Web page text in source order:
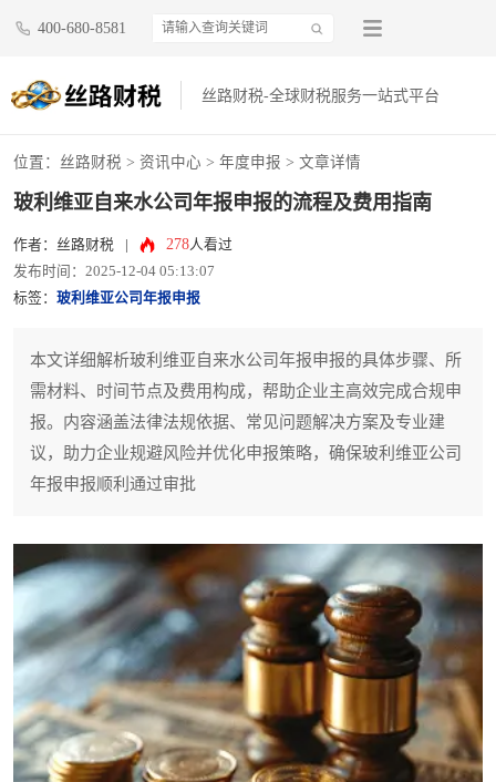
400-680-8581
丝路财税-全球财税服务一站式平台
位置： 丝路财税 > 资讯中心 > 年度申报 > 文章详情
玻利维亚自来水公司年报申报的流程及费用指南
作者：丝路财税 278人看过
发布时间：2025-12-04 05:13:07
标签： 玻利维亚公司年报申报
本文详细解析玻利维亚自来水公司年报申报的具体步骤、所
需材料、时间节点及费用构成，帮助企业主高效完成合规申
报。内容涵盖法律法规依据、常见问题解决方案及专业建
议，助力企业规避风险并优化申报策略，确保玻利维亚公司
年报申报顺利通过审批